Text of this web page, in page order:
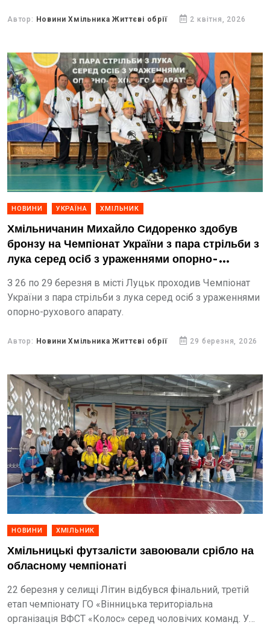
Автор: Новини Хмільника Життєві обрії 2 квітня, 2026
НОВИНИ УКРАЇНА ХМІЛЬНИК
Хмільничанин Михайло Сидоренко здобув
бронзу на Чемпіонат України з пара стрільби з
лука серед осіб з ураженнями опорно-
З 26 по 29 березня в місті Луцьк проходив Чемпіонат
України з пара стрільби з лука серед осіб з ураженнями
опорно-рухового апарату.
Автор: Новини Хмільника Життєві обрії 29 березня, 2026
НОВИНИ ХМІЛЬНИК
Хмільницькі футзалісти завоювали срібло на
обласному чемпіонаті
22 березня у селищі Літин відбувся фінальний, третій
етап чемпіонату ГО «Вінницька територіальна
організація ВФСТ «Колос» серед чоловічих команд. У